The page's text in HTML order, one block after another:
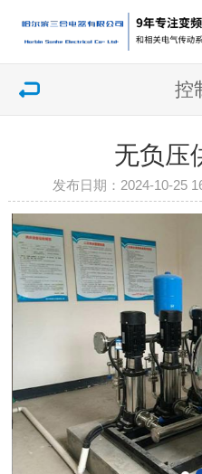
控
无负压
发布日期：2024-10-25